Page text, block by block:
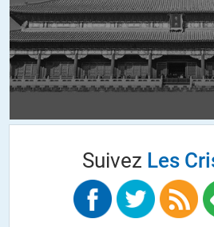
+1 ALERTER
alex-a//21.06.2016 à 01h51
J’évoquais la grande distribution
multimédia, etc.) où les magasins
cycle ( » un nanard « ), il faut vendre
priorité. S’il y a des lecteurs salariés
l’enseigne, ils pourront facilement
Le codage de la marge sur étiquette
connaissance des produits mais
Suivez Les